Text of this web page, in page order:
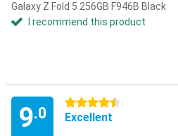
Galaxy Z Fold 5 256GB F946B Black
I recommend this product
9.0
4.5 stars
Excellent